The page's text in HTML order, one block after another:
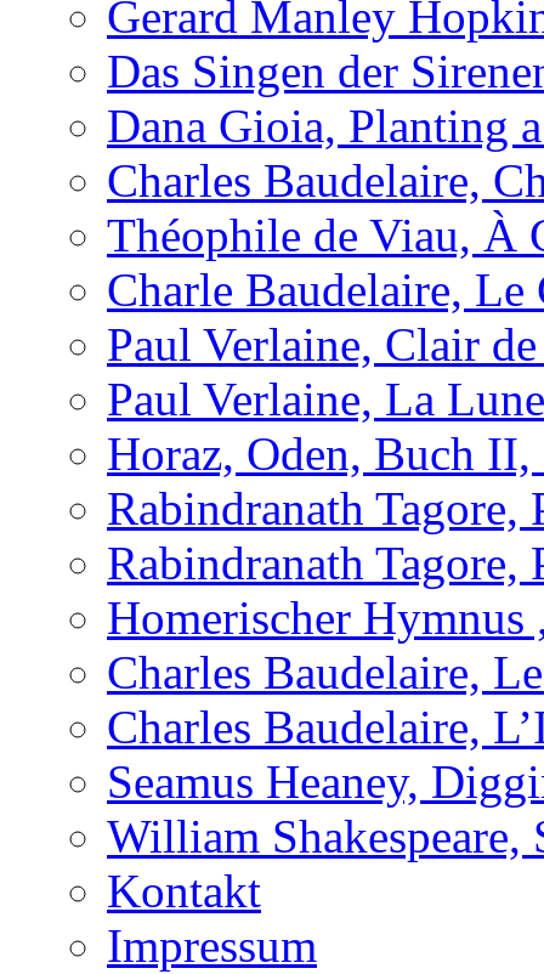
Gerard Manley
Das Singen der
Dana Gioia, Planting
Charles Baudelaire,
Théophile de Viau, À
Charle Baudelaire,
Paul Verlaine, Clair
Paul Verlaine, La
Horaz, Oden, Buch II,
Rabindranath Tagore,
Rabindranath Tagore,
Homerischer Hymnus
Charles Baudelaire,
Charles Baudelaire,
Seamus Heaney,
William Shakespeare,
Kontakt
Impressum